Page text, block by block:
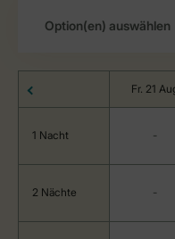
Fr. 21
1 Nacht -
2 Nächte -